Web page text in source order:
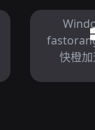
快橙